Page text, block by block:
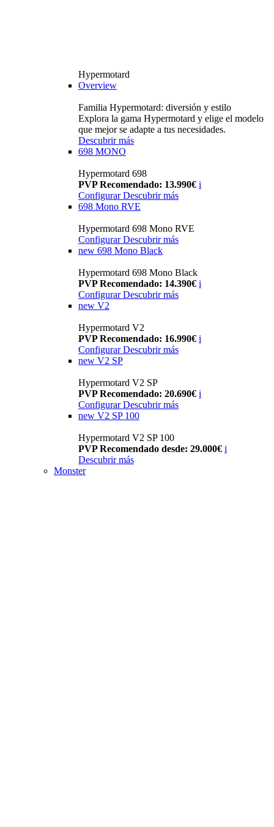
Hypermotard
Overview
Familia Hypermotard: diversión y estilo
Explora la gama Hypermotard y elige el modelo
que mejor se adapte a tus necesidades.
Descubrir más
698 MONO
Hypermotard 698
PVP Recomendado: 13.990€ i
ConfigurarDescubrir más
698 Mono RVE
Hypermotard 698 Mono RVE
Configurar Descubrir más
new 698 Mono Black
Hypermotard 698 Mono Black
PVP Recomendado: 14.390€ i
Configurar Descubrir más
new V2
Hypermotard V2
PVP Recomendado: 16.990€ i
Configurar Descubrir más
new V2 SP
Hypermotard V2 SP
PVP Recomendado: 20.690€ i
Configurar Descubrir más
new V2 SP 100
Hypermotard V2 SP 100
PVP Recomendado desde: 29.000€ i
Descubrir más
Monster